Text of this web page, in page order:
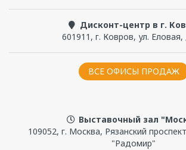
Дисконт-центр в г.
601911 , г. Ковров, ул. Еловая,
ВСЕ ОФИСЫ ПРОДАЖ
Выставочный зал
109052, г. Москва, Рязанский
"Радомир"